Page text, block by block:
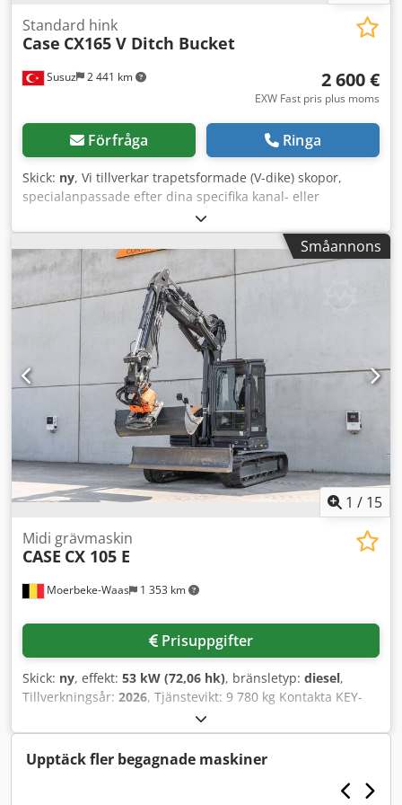
Susuz 2 441 km
Standard hink
Case CX165 V Ditch Bucket
2 600 €
EXW Fast pris plus moms
Förfråga Ringa
Skick: ny, Vi tillverkar trapetsformade (V-dike) skopor,
specialanpassade efter dina specifika kanal- eller
dikesmått. Credpfjwn E A Hox Agxef
Småannons
1 / 15
Moerbeke-Waas 1 353 km
Midi grävmaskin
CASE CX 105 E
Prisuppgifter
Skick: ny, effekt: 53 kW (72,06 hk), bränsletyp: diesel,
Tillverkningsår: 2026, Tjänstevikt: 9 780 kg Kontakta KEY-
TEC Sales för mer information. Csdpfxezrrw Aj Agxerf
Upptäck fler begagnade maskiner